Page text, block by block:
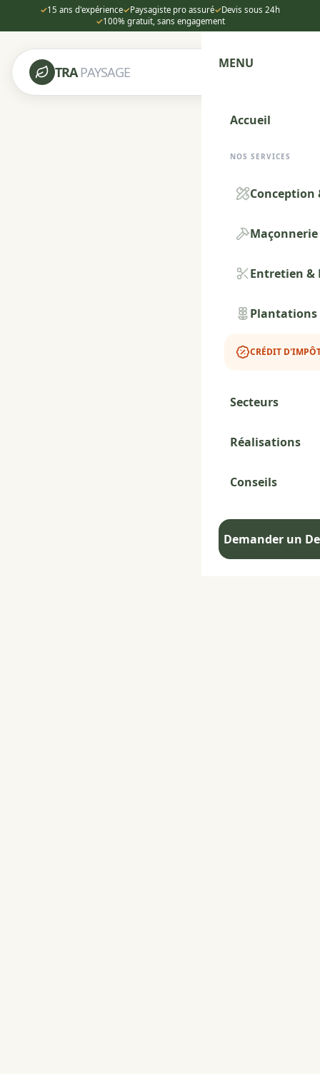
✓15 ans d'expérience✓Paysagiste pro assuré✓Devis sous 24h
✓100% gratuit, sans engagement
TRAPAYSAGE
MENU
Accueil
NOS SERVICES
Conception
Maçonnerie
Entretien &
Plantations
CRÉDIT
Secteurs
Réalisations
Conseils
Demander un